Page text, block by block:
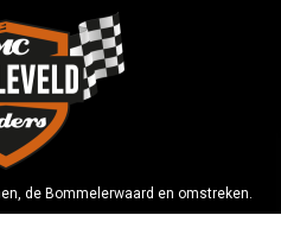
de Bommelerwaard en omstreken.